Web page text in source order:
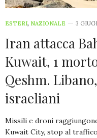
ESTERI, NAZIONALE 3
Iran attacca
Kuwait, 1
Qeshm.
israeliani
Missili e droni
Kuwait City, stop al